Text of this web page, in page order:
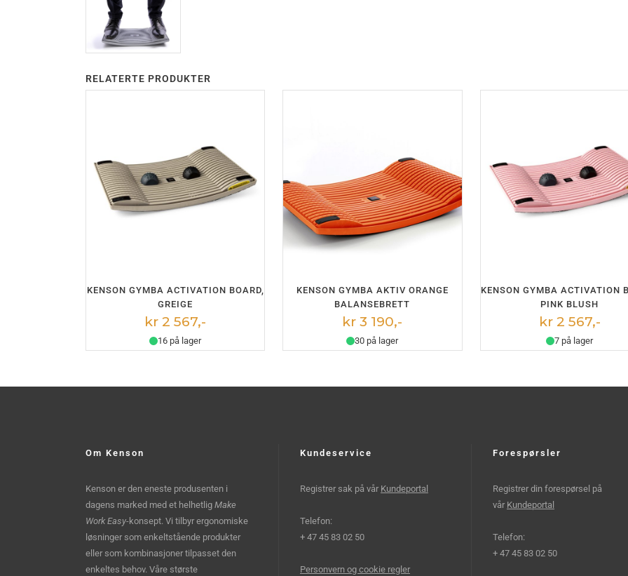
RELATERTE PRODUKTER
LEGG I HANDLEKURV
KENSON GYMBA ACTIVATION BOARD,
GREIGE
kr 2 567,-
16 på lager
LEGG I HANDLEKURV
KENSON GYMBA AKTIV ORANGE
BALANSEBRETT
kr 3 190,-
30 på lager
LEGG I HANDLEKURV
KENSON GYMBA ACTIVATION
PINK BLUSH
kr 2 567,-
7 på lager
Om Kenson
Kenson er den eneste produsenten i
dagens marked med et helhetlig Make
Work Easy-konsept. Vi tilbyr ergonomiske
løsninger som enkeltstående produkter
eller som kombinasjoner tilpasset den
enkeltes behov. Våre største
Kundeservice
Registrer sak på vår Kundeportal
Telefon:
+ 47 45 83 02 50
Personvern og cookie regler
Forespørsler
Registrer din forespørsel på
vår Kundeportal
Telefon:
+ 47 45 83 02 50